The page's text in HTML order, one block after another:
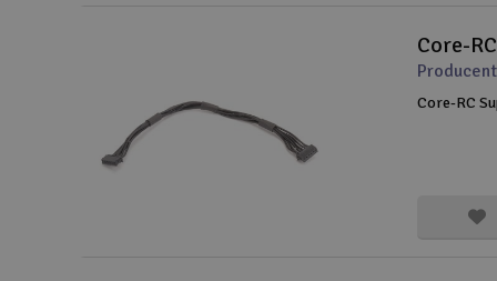
Core-
Core-RC